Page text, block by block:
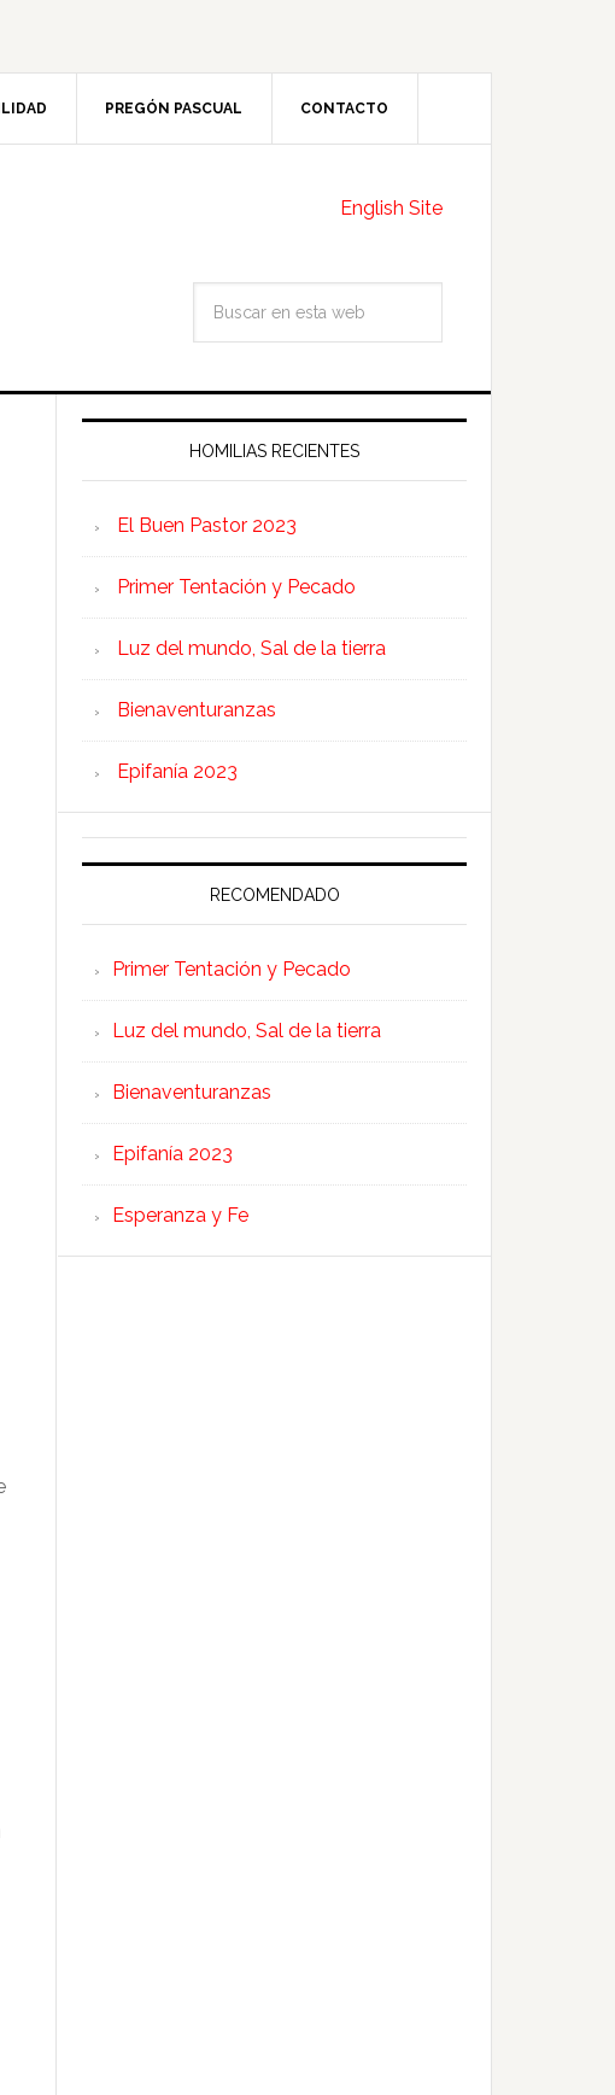
PREGÓN PASCUAL CONTACTO
English Site
HOMILIAS RECIENTES
El Buen Pastor 2023
Primer Tentación y Pecado
Luz del mundo, Sal de la tierra
Bienaventuranzas
Epifanía 2023
RECOMENDADO
Primer Tentación y Pecado
Luz del mundo, Sal de la tierra
Bienaventuranzas
Epifanía 2023
Esperanza y Fe